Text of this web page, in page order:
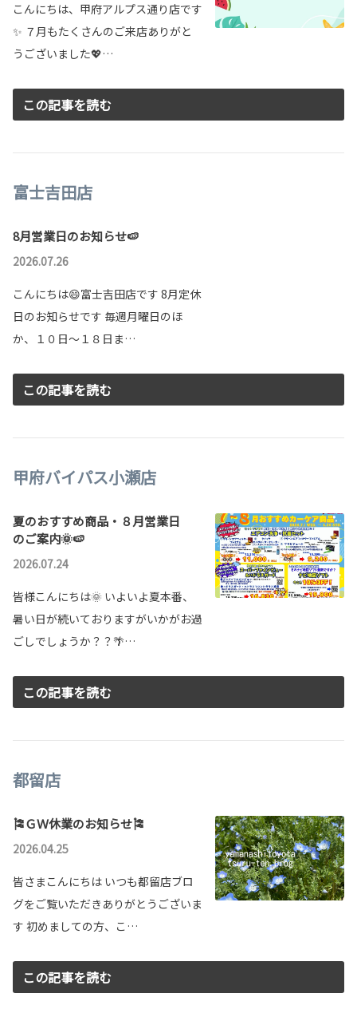
こんにちは、甲府アルプス通り店です
✨ ７月もたくさんのご来店ありがと
うございました💖…
この記事を読む
富士吉田店
8月営業日のお知らせ🍉
2026.07.26
こんにちは😄富士吉田店です 8月定休
日のお知らせです 毎週月曜日のほ
か、１０日～１８日ま…
この記事を読む
甲府バイパス小瀬店
夏のおすすめ商品・８月営業日
のご案内🌞🍉
2026.07.24
皆様こんにちは🌞 いよいよ夏本番、
暑い日が続いておりますがいかがお過
ごしでしょうか？？🌴…
この記事を読む
都留店
🎏ＧＷ休業のお知らせ🎏
2026.04.25
皆さまこんにちは いつも都留店ブロ
グをご覧いただきありがとうございま
す 初めましての方、こ…
この記事を読む